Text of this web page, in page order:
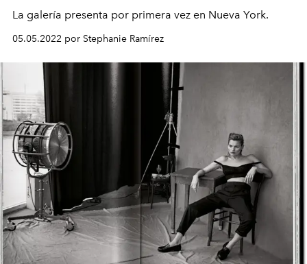
La galería presenta por primera vez en Nueva York.
05.05.2022 por Stephanie Ramírez